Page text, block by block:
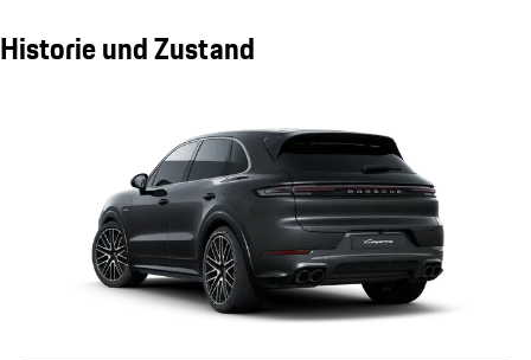
Historie und Zustand